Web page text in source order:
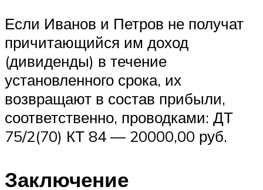
Если Иванов и Петров не получат
причитающийся им доход
(дивиденды) в течение
установленного срока, их
возвращают в состав прибыли,
соответственно, проводками: ДТ
75/2(70) КТ 84 — 20000,00 руб.
Заключение